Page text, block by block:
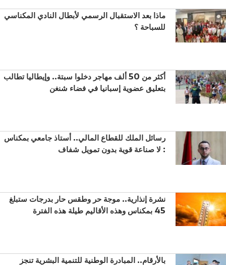
ماذا بعد الاستقبال الرسمي لأبطال النادي المكناسي
للسباحة ؟
أكثر من 50 ألف مهاجر دخلوا سبتة.. وإيطاليا تطالب
بتعليق عضوية إسبانيا في فضاء شنغن
رسائل الملك للقطاع المالي.. أستاذ جامعي بمكناس
: لا صناعة قوية بدون تمويل شفاف
نشرة إنذارية.. موجة حر وطقس حار بدرجات ستبلغ
45 بمكناس وهذه الأقاليم طيلة هذه الفترة
بالأرقام.. المبادرة الوطنية للتنمية البشرية تنجز